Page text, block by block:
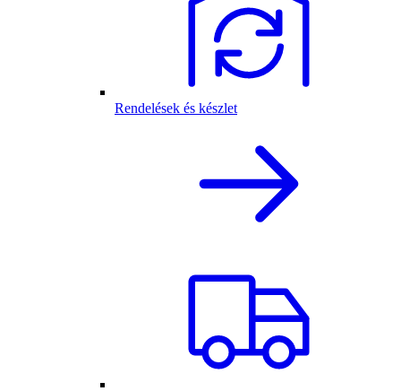
Rendelések és készlet